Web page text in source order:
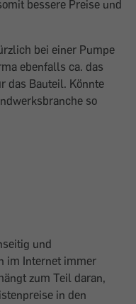
bessere Preise und
bei einer Pumpe
ebenfalls ca. das
das Bauteil. Könnte
so
und
im Internet immer
zum Teil daran,
in den